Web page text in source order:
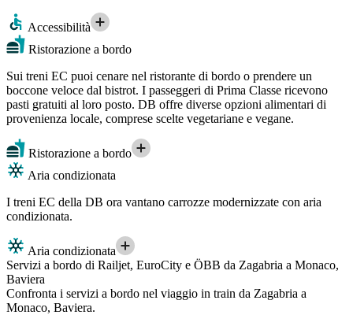
Accessibilità
Ristorazione a bordo
Sui treni EC puoi cenare nel ristorante di bordo o prendere un
boccone veloce dal bistrot. I passeggeri di Prima Classe ricevono
pasti gratuiti al loro posto. DB offre diverse opzioni alimentari di
provenienza locale, comprese scelte vegetariane e vegane.
Ristorazione a bordo
Aria condizionata
I treni EC della DB ora vantano carrozze modernizzate con aria
condizionata.
Aria condizionata
Servizi a bordo di Railjet, EuroCity e ÖBB da Zagabria a Monaco,
Baviera
Confronta i servizi a bordo nel viaggio in train da Zagabria a
Monaco, Baviera.